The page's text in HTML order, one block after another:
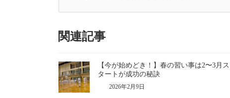
関連記事
【今が始めどき！】春の習い事は2〜3月ス
タートが成功の秘訣
2026年2月9日